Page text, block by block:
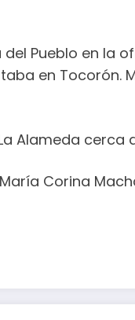
Pueblo en la
en Tocorón.
cerca
Corina